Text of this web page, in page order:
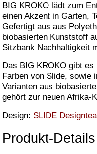
BIG KROKO lädt zum
einen Akzent in Garten,
Gefertigt aus aus
biobasierten Kunststoff
Sitzbank Nachhaltigkeit
Das BIG KROKO gibt
Farben von Slide, sowie
Varianten aus
gehört zur neuen Afrika-
Design: SLIDE
Produkt-Details